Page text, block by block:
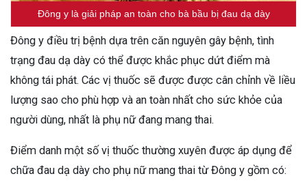
Đông y là giải pháp an toàn cho bà bầu bị đau dạ dày
Đông y điều trị bệnh dựa trên căn nguyên gây bệnh, tình
trạng đau dạ dày có thể được khắc phục dứt điểm mà
không tái phát. Các vị thuốc sẽ được được cân chỉnh về liều
lượng sao cho phù hợp và an toàn nhất cho sức khỏe của
người dùng, nhất là phụ nữ đang mang thai.
Điểm danh một số vị thuốc thường xuyên được áp dụng để
chữa đau dạ dày cho phụ nữ mang thai từ Đông y gồm có: